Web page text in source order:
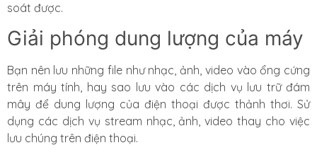
soát được.
Giải phóng dung lượng của máy
Bạn nên lưu những file như nhạc, ảnh, video vào ổng cứng
trên máy tính, hay sao lưu vào các dịch vụ lưu trữ đám
mây để dung lượng của điện thoại được thảnh thơi. Sử
dụng các dịch vụ stream nhạc, ảnh, video thay cho việc
lưu chúng trên điện thoại.